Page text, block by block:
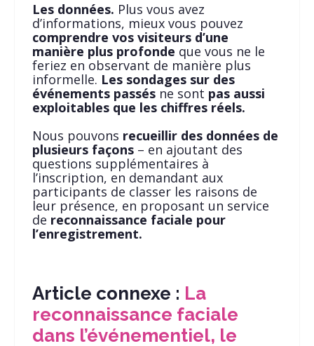
Les données. Plus vous avez
d’informations, mieux vous pouvez
comprendre vos visiteurs d’une
manière plus profonde que vous ne le
feriez en observant de manière plus
informelle. Les sondages sur des
événements passés ne sont pas aussi
exploitables que les chiffres réels.
Nous pouvons recueillir des données de
plusieurs façons – en ajoutant des
questions supplémentaires à
l’inscription, en demandant aux
participants de classer les raisons de
leur présence, en proposant un service
de reconnaissance faciale pour
l’enregistrement.
Article connexe : La
reconnaissance faciale
dans l’événementiel, le